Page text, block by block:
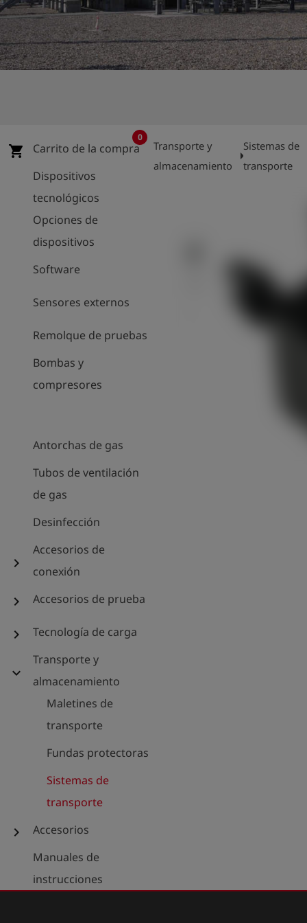
shield Registro
shopping_cart Carrito de la compra
0
Dispositivos
tecnológicos
Opciones de
dispositivos
Software
Sensores externos
Remolque de pruebas
Bombas y
compresores
Antorchas de gas
Tubos de ventilación
de gas
Desinfección
chevron_right
Accesorios de
conexión
chevron_right Accesorios de prueba
chevron_right Tecnología de carga
expand_more
Transporte y
almacenamiento
Maletines de
transporte
Fundas protectoras
Sistemas de
transporte
chevron_right
Accesorios
Manuales de
instrucciones
Transporte y
almacenamiento
arrow_right
Sistemas de
transporte